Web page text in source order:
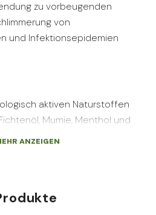
zu vorbeugenden
von
und Infektionsepidemien
aktiven Naturstoffen
Mumie, Menthol und
eine ausgeprägte
ANZEIGEN